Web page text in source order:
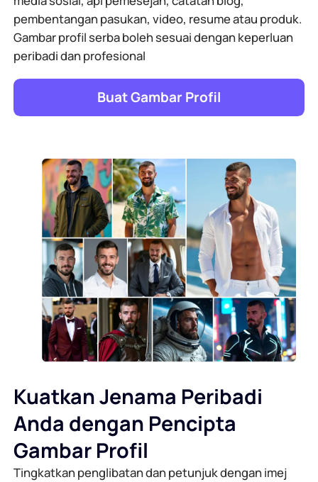
pembentangan pasukan, video, resume atau produk.
Gambar profil serba boleh sesuai dengan keperluan
peribadi dan profesional
Buat Gambar Profil
Kuatkan Jenama Peribadi
Anda dengan Pencipta
Gambar Profil
Tingkatkan penglibatan dan petunjuk dengan imej